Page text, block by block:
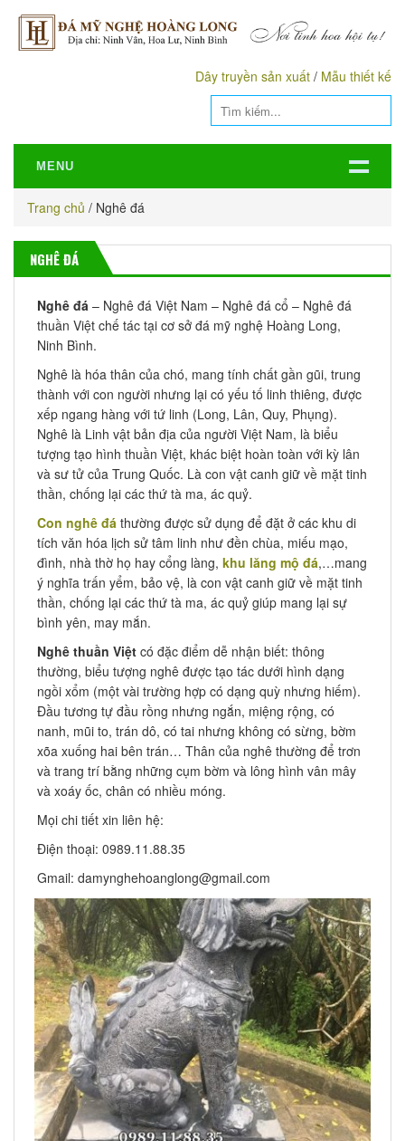
Dây truyền sản xuất / Mẫu thiết kế
MENU
Trang chủ / Nghê đá
NGHÊ ĐÁ
Nghê đá – Nghê đá Việt Nam – Nghê đá cổ – Nghê đá
thuần Việt chế tác tại cơ sở đá mỹ nghệ Hoàng Long,
Ninh Bình.
Nghê là hóa thân của chó, mang tính chất gần gũi, trung
thành với con người nhưng lại có yếu tố linh thiêng, được
xếp ngang hàng với tứ linh (Long, Lân, Quy, Phụng).
Nghê là Linh vật bản địa của người Việt Nam, là biểu
tượng tạo hình thuần Việt, khác biệt hoàn toàn với kỳ lân
và sư tử của Trung Quốc. Là con vật canh giữ về mặt tinh
thần, chống lại các thứ tà ma, ác quỷ.
Con nghê đá thường được sử dụng để đặt ở các khu di
tích văn hóa lịch sử tâm linh như đền chùa, miếu mạo,
đình, nhà thờ họ hay cổng làng, khu lăng mộ đá,…mang
ý nghĩa trấn yểm, bảo vệ, là con vật canh giữ về mặt tinh
thần, chống lại các thứ tà ma, ác quỷ giúp mang lại sự
bình yên, may mắn.
Nghê thuần Việt có đặc điểm dễ nhận biết: thông
thường, biểu tượng nghê được tạo tác dưới hình dạng
ngồi xổm (một vài trường hợp có dạng quỳ nhưng hiếm).
Đầu tương tự đầu rồng nhưng ngắn, miệng rộng, có
nanh, mũi to, trán dô, có tai nhưng không có sừng, bờm
xõa xuống hai bên trán… Thân của nghê thường để trơn
và trang trí bằng những cụm bờm và lông hình vân mây
và xoáy ốc, chân có nhiều móng.
Mọi chi tiết xin liên hệ:
Điện thoại: 0989.11.88.35
Gmail: damynghehoanglong@gmail.com